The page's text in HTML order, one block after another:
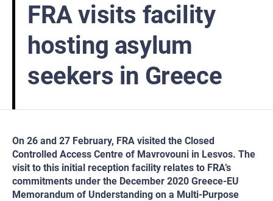
FRA visits facility
hosting asylum
seekers in Greece
On 26 and 27 February, FRA visited the Closed
Controlled Access Centre of Mavrovouni in Lesvos. The
visit to this initial reception facility relates to FRA’s
commitments under the December 2020 Greece-EU
Memorandum of Understanding on a Multi-Purpose